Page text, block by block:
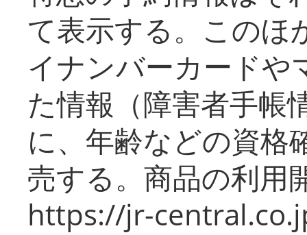
て表示する。このほ
イナンバーカードや
た情報（障害者手帳
に、年齢などの資格
売する。商品の利用
https://jr-